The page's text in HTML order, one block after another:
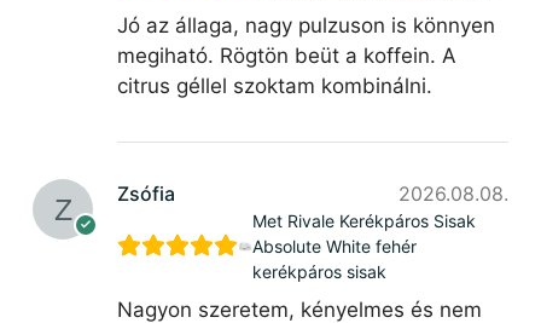
Jó az állaga, nagy pulzuson is könnyen
megiható. Rögtön beüt a koffein. A
citrus géllel szoktam kombinálni.
Zsófia 2026.08.08.
Met Rivale Kerékpáros Sisak
Absolute White fehér
kerékpáros sisak
Nagyon szeretem, kényelmes és nem